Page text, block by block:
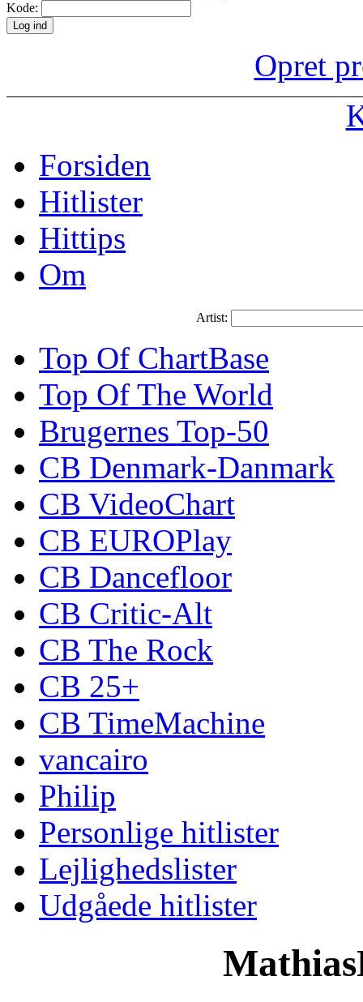
Kode:
Opret
Forsiden
Hitlister
Hittips
Om
Artist:
Top Of ChartBase
Top Of The World
Brugernes Top-50
CB Denmark-Danmark
CB VideoChart
CB EUROPlay
CB Dancefloor
CB Critic-Alt
CB The Rock
CB 25+
CB TimeMachine
vancairo
Philip
Personlige hitlister
Lejlighedslister
Udgåede hitlister